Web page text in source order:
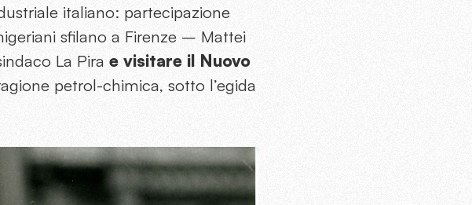
italiano: partecipazione
sfilano a Firenze – Mattei
La Pira e visitare il Nuovo
petrol-chimica, sotto l’egida